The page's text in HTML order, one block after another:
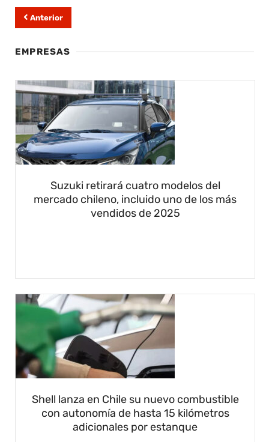
Anterior
EMPRESAS
Suzuki retirará cuatro modelos del
mercado chileno, incluido uno de los más
vendidos de 2025
Shell lanza en Chile su nuevo combustible
con autonomía de hasta 15 kilómetros
adicionales por estanque